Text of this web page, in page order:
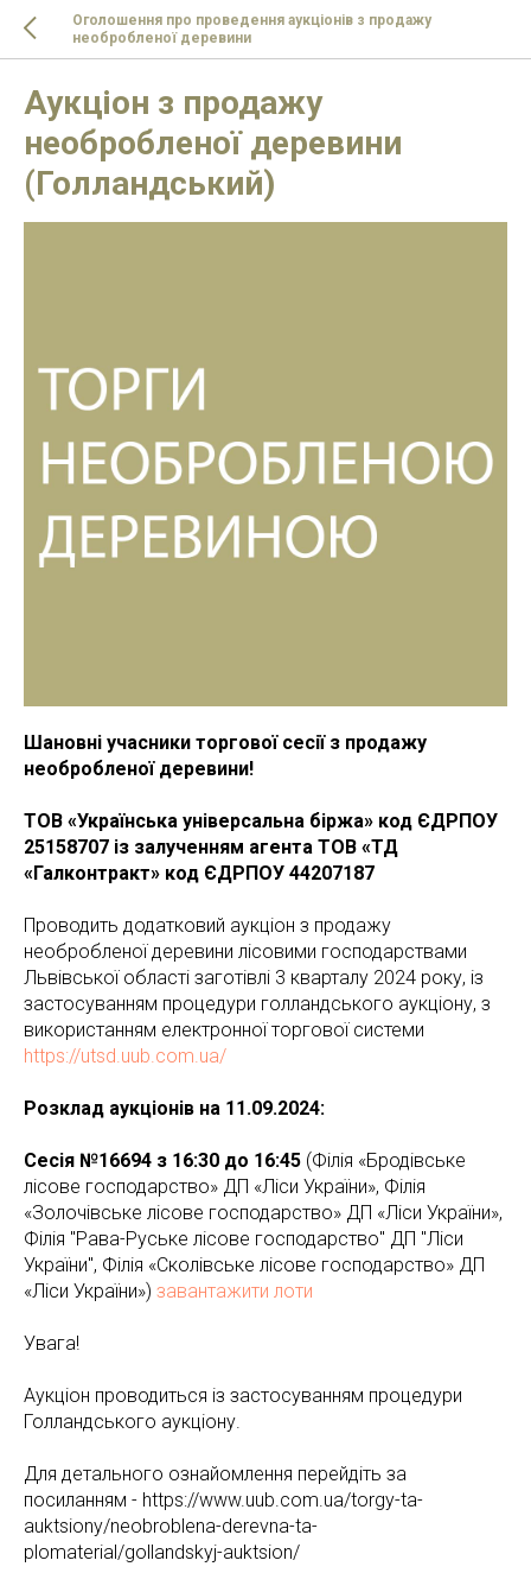
Оголошення про проведення аукціонів з продажу
необробленої деревини
Аукціон з продажу
необробленої деревини
(Голландський)
Шановні учасники торгової сесії з продажу
необробленої деревини!
ТОВ «Українська універсальна біржа» код ЄДРПОУ
25158707 із залученням агента ТОВ «ТД
«Галконтракт» код ЄДРПОУ 44207187
Проводить додатковий аукціон з продажу
необробленої деревини лісовими господарствами
Львівської області заготівлі 3 кварталу 2024 року, із
застосуванням процедури голландського аукціону, з
використанням електронної торгової системи
https://utsd.uub.com.ua/
Розклад аукціонів на 11.09.2024:
Сесія №16694 з 16:30 до 16:45 (Філія «Бродівське
лісове господарство» ДП «Ліси України», Філія
«Золочівське лісове господарство» ДП «Ліси України»,
Філія "Рава-Руське лісове господарство" ДП "Ліси
України", Філія «Сколівське лісове господарство» ДП
«Ліси України») завантажити лоти
Увага!
Аукціон проводиться із застосуванням процедури
Голландського аукціону.
Для детального ознайомлення перейдіть за
посиланням - https://www.uub.com.ua/torgy-ta-
auktsiony/neobroblena-derevna-ta-
plomaterial/gollandskyj-auktsion/